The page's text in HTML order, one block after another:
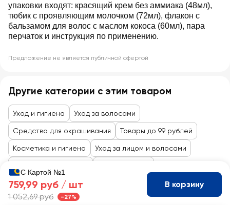
упаковки входят: красящий крем без аммиака (48мл),
тюбик с проявляющим молочком (72мл), флакон с
бальзамом для волос с маслом кокоса (60мл), пара
перчаток и инструкция по применению.
Предложение не является публичной офертой
Другие категории с этим товаром
Уход и гигиена Уход за волосами
Средства для окрашивания Товары до 99 рублей
Косметика и гигиена Уход за лицом и волосами
С Картой №1
759,99 руб / шт
1 052,69 руб -27%
В корзину